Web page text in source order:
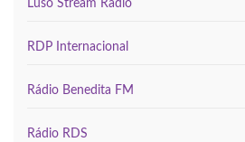
Luso Stream Rádio
RDP Internacional
Rádio Benedita FM
Rádio RDS